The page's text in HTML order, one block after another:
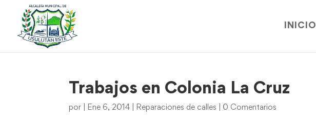
INICIO
Trabajos en Colonia La Cruz
por Ene 6, 2014 Reparaciones de calles 0 Comentarios